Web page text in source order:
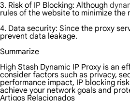
3. Risk of IP Blocking: Although
rules of the website to minimize the
4. Data security: Since the proxy
prevent data leakage.
Summarize
High Stash Dynamic IP Proxy is an
consider factors such as privacy,
performance impact, IP blocking
achieve your network goals and
Artigos Relacionados